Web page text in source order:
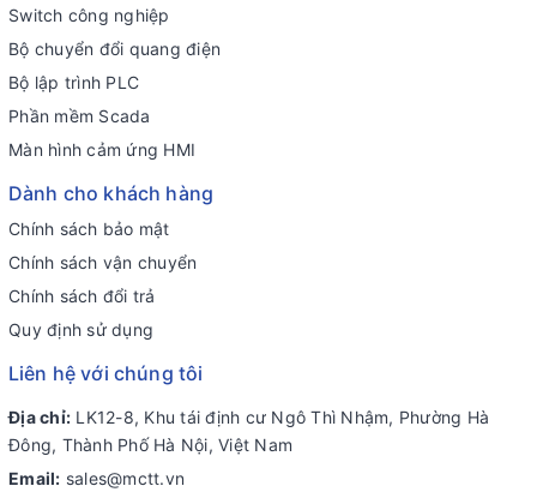
Switch công nghiệp
Bộ chuyển đổi quang điện
Bộ lập trình PLC
Phần mềm Scada
Màn hình cảm ứng HMI
Dành cho khách hàng
Chính sách bảo mật
Chính sách vận chuyển
Chính sách đổi trả
Quy định sử dụng
Liên hệ với chúng tôi
Địa chỉ: LK12-8, Khu tái định cư Ngô Thì Nhậm, Phường Hà
Đông, Thành Phố Hà Nội, Việt Nam
Email: sales@mctt.vn